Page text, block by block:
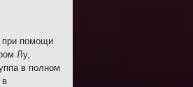
при помощи
Лу,
в полном
в